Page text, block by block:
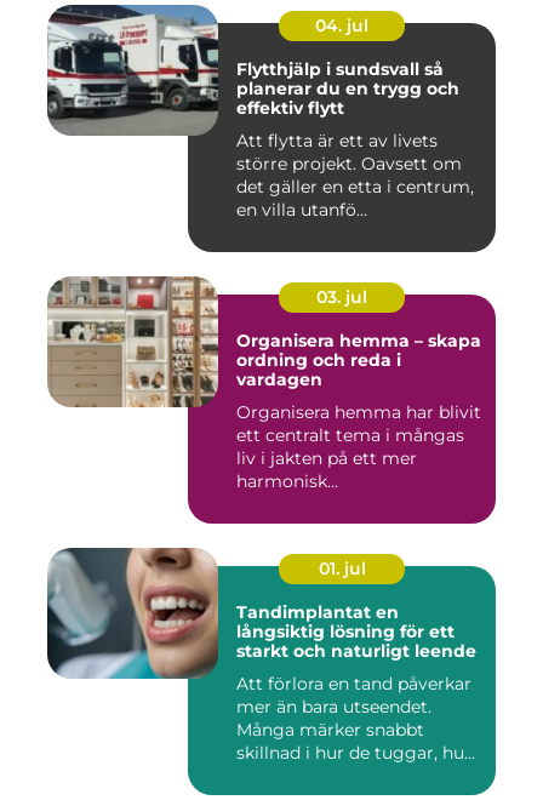
04. jul
Flytthjälp i sundsvall så
planerar du en trygg och
effektiv flytt
Att flytta är ett av livets
större projekt. Oavsett om
det gäller en etta i centrum,
en villa utanfö...
03. jul
Organisera hemma – skapa
ordning och reda i
vardagen
Organisera hemma har blivit
ett centralt tema i mångas
liv i jakten på ett mer
harmonisk...
01. jul
Tandimplantat en
långsiktig lösning för ett
starkt och naturligt leende
Att förlora en tand påverkar
mer än bara utseendet.
Många märker snabbt
skillnad i hur de tuggar, hu...